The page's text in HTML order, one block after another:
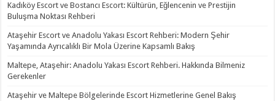
Kadıköy Escort ve Bostancı Escort: Kültürün, Eğlencenin ve Prestijin
Buluşma Noktası Rehberi
Ataşehir Escort ve Anadolu Yakası Escort Rehberi: Modern Şehir
Yaşamında Ayrıcalıklı Bir Mola Üzerine Kapsamlı Bakış
Maltepe, Ataşehir: Anadolu Yakası Escort Rehberi. Hakkında Bilmeniz
Gerekenler
Ataşehir ve Maltepe Bölgelerinde Escort Hizmetlerine Genel Bakış